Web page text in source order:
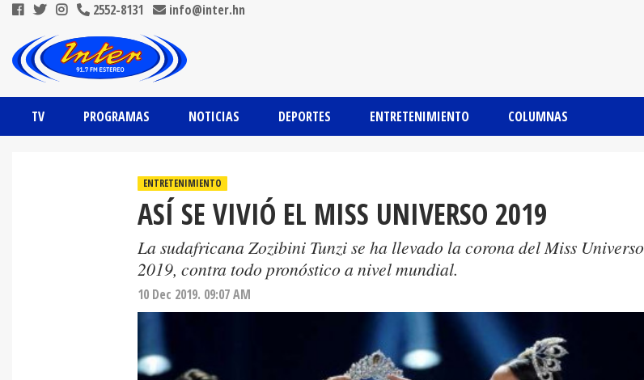
2552-8131 info@inter.hn
TV PROGRAMAS NOTICIAS DEPORTES ENTRETENIMIENTO COLUMNAS
ENTRETENIMIENTO
ASÍ SE VIVIÓ EL MISS UNIVERSO 2019
La sudafricana Zozibini Tunzi se ha llevado la corona del Miss Universo
2019, contra todo pronóstico a nivel mundial.
10 Dec 2019. 09:07 AM